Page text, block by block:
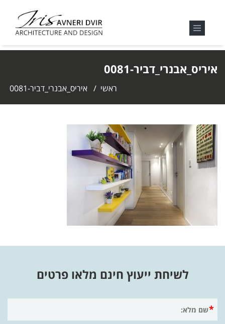
איריס_אבנרי_דביר-0081
ראשי / איריס_אבנרי_דביר-0081
לשיחת ייעוץ חינם מלאו פרטים